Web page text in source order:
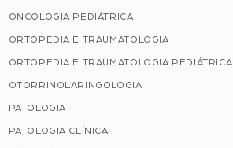
ONCOLOGIA PEDIÁTRICA
ORTOPEDIA E TRAUMATOLOGIA
ORTOPEDIA E TRAUMATOLOGIA PEDIÁTRICA
OTORRINOLARINGOLOGIA
PATOLOGIA
PATOLOGIA CLÍNICA